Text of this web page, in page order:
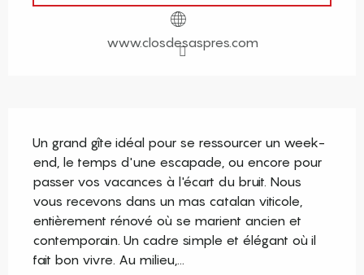
www.closdesaspres.com
Un grand gîte idéal pour se ressourcer un week-
end, le temps d'une escapade, ou encore pour
passer vos vacances à l'écart du bruit. Nous
vous recevons dans un mas catalan viticole,
entièrement rénové où se marient ancien et
contemporain. Un cadre simple et élégant où il
fait bon vivre. Au milieu,...